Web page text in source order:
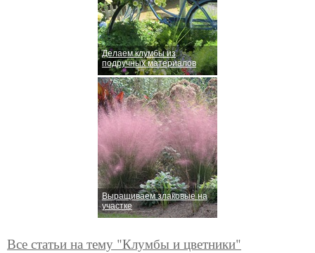
Делаем клумбы из
подручных материалов
Выращиваем злаковые на
участке
Все статьи на тему "Клумбы и цветники"